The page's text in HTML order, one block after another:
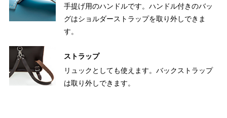
手提げ用のハンドルです。ハンドル付きのバッ
グはショルダーストラップを取り外しできま
す。
ストラップ
リュックとしても使えます。バックストラップ
は取り外しできます。